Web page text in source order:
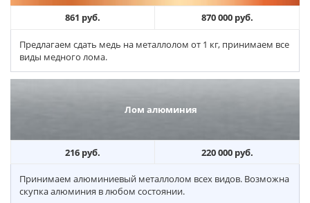
861 руб. 870 000 руб.
Предлагаем сдать медь на металлолом от 1 кг, принимаем все
виды медного лома.
Лом алюминия
216 руб. 220 000 руб.
Принимаем алюминиевый металлолом всех видов. Возможна
скупка алюминия в любом состоянии.